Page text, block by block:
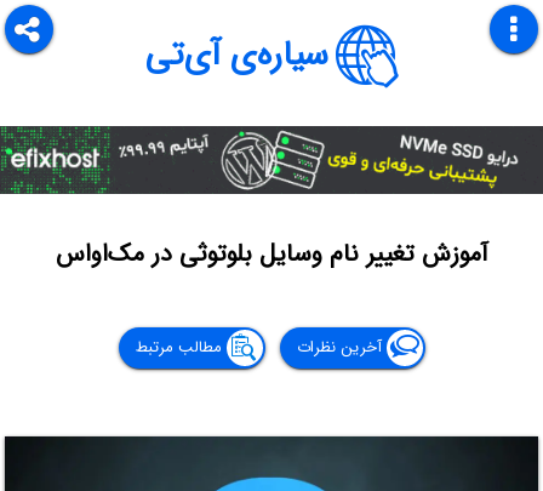
سیاره‌ی آی‌تی
آموزش تغییر نام وسایل بلوتوثی در مک‌او‌اس
آخرین نظرات مطالب مرتبط